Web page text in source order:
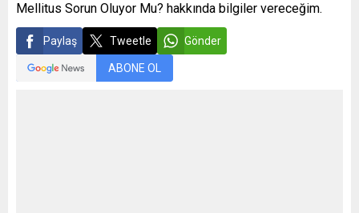
Mellitus Sorun Oluyor Mu? hakkında bilgiler vereceğim.
Paylaş Tweetle Gönder
ABONE OL